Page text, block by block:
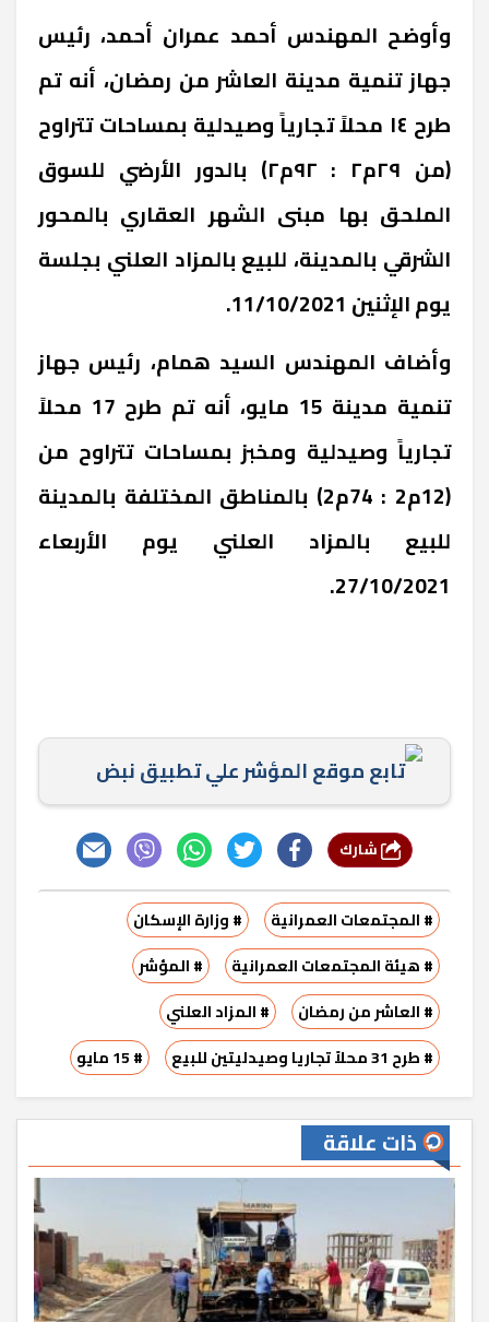
وأوضح المهندس أحمد عمران أحمد، رئيس
جهاز تنمية مدينة العاشر من رمضان، أنه تم
طرح ١٤ محلاً تجارياً وصيدلية بمساحات تتراوح
(من ٢٩م٢ : ٩٢م٢) بالدور الأرضي للسوق
الملحق بها مبنى الشهر العقاري بالمحور
الشرقي بالمدينة، للبيع بالمزاد العلني بجلسة
يوم الإثنين 11/10/2021.
وأضاف المهندس السيد همام، رئيس جهاز
تنمية مدينة 15 مايو، أنه تم طرح 17 محلاً
تجارياً وصيدلية ومخبز بمساحات تتراوح من
(12م2 : 74م2) بالمناطق المختلفة بالمدينة
للبيع بالمزاد العلني يوم الأربعاء
27/10/2021.
تابع موقع المؤشر علي تطبيق نبض
# المجتمعات العمرانية
# وزارة الإسكان
# هيئة المجتمعات العمرانية
# المؤشر
# العاشر من رمضان
# المزاد العلني
# طرح 31 محلاً تجاريا وصيدليتين للبيع
# 15 مايو
ذات علاقة